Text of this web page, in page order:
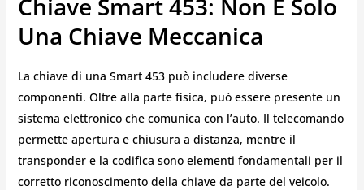
Chiave Smart 453: Non È Solo
Una Chiave Meccanica
La chiave di una Smart 453 può includere diverse
componenti. Oltre alla parte fisica, può essere presente un
sistema elettronico che comunica con l’auto. Il telecomando
permette apertura e chiusura a distanza, mentre il
transponder e la codifica sono elementi fondamentali per il
corretto riconoscimento della chiave da parte del veicolo.